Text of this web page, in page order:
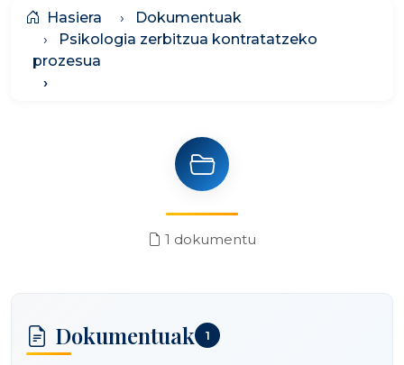
Hasiera
Dokumentuak
Psikologia zerbitzua kontratatzeko
prozesua
1 dokumentu
Dokumentuak 1